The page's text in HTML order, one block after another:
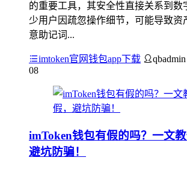
的重要工具，其安全性直接关系到数
少用户因疏忽操作细节，可能导致资
意助记词...
imtoken官网钱包app下载 qbadmin
08
imToken钱包有假的吗？一文教
避坑防骗！